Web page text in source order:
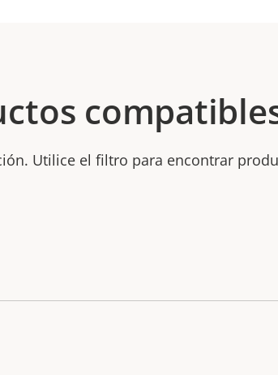
Utilice el filtro para encontrar